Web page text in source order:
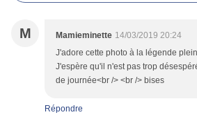
M Mamieminette 14/03/2019 20:24
J'adore cette photo à la légende
J'espère qu'il n'est pas trop
de journée<br /> <br /> bises
Répondre